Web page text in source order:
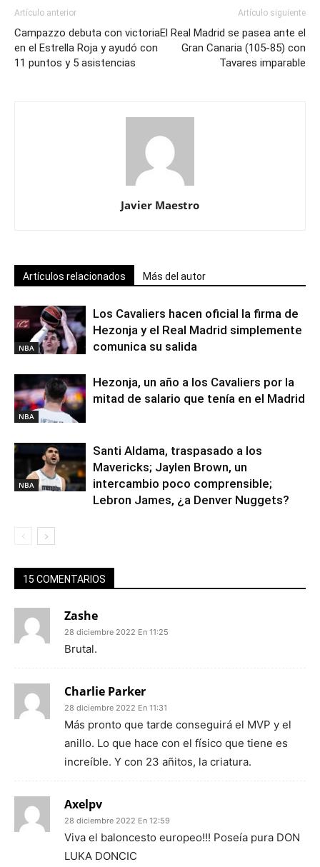
Artículo anterior
Campazzo debuta con victoria
en el Estrella Roja y ayudó con
11 puntos y 5 asistencias
Artículo siguiente
El Real Madrid se pasea ante el
Gran Canaria (105-85) con
Tavares imparable
Javier Maestro
Artículos relacionados Más del autor
NBA
Los Cavaliers hacen oficial la firma de
Hezonja y el Real Madrid simplemente
comunica su salida
NBA
Hezonja, un año a los Cavaliers por la
mitad de salario que tenía en el Madrid
NBA
Santi Aldama, traspasado a los
Mavericks; Jaylen Brown, un
intercambio poco comprensible;
Lebron James, ¿a Denver Nuggets?
15 COMENTARIOS
Zashe
28 diciembre 2022 En 11:25
Brutal.
Charlie Parker
28 diciembre 2022 En 11:31
Más pronto que tarde conseguirá el MVP y el
anillo. Lo que hace con el físico que tiene es
increíble. Y con 23 añitos, la criatura.
Axelpv
28 diciembre 2022 En 12:59
Viva el baloncesto europeo!!! Poseía pura DON
LUKA DONCIC